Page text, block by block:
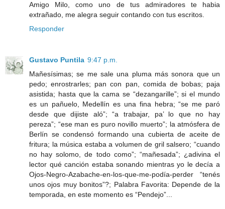
Amigo Milo, como uno de tus admiradores te habia
extrañado, me alegra seguir contando con tus escritos.
Responder
Gustavo Puntila 9:47 p.m.
Mañesísimas; se me sale una pluma más sonora que un
pedo; enrostrarles; pan con pan, comida de bobas; paja
asistida; hasta que la cama se “dezangarille”; si el mundo
es un pañuelo, Medellín es una fina hebra; “se me paró
desde que dijiste aló”; “a trabajar, pa’ lo que no hay
pereza”; “ese man es puro novillo muerto”; la atmósfera de
Berlín se condensó formando una cubierta de aceite de
fritura; la música estaba a volumen de gril salsero; “cuando
no hay solomo, de todo como”; “mañesada”; ¿adivina el
lector qué canción estaba sonando mientras yo le decía a
Ojos-Negro-Azabache-en-los-que-me-podía-perder “tenés
unos ojos muy bonitos”?; Palabra Favorita: Depende de la
temporada, en este momento es “Pendejo”...